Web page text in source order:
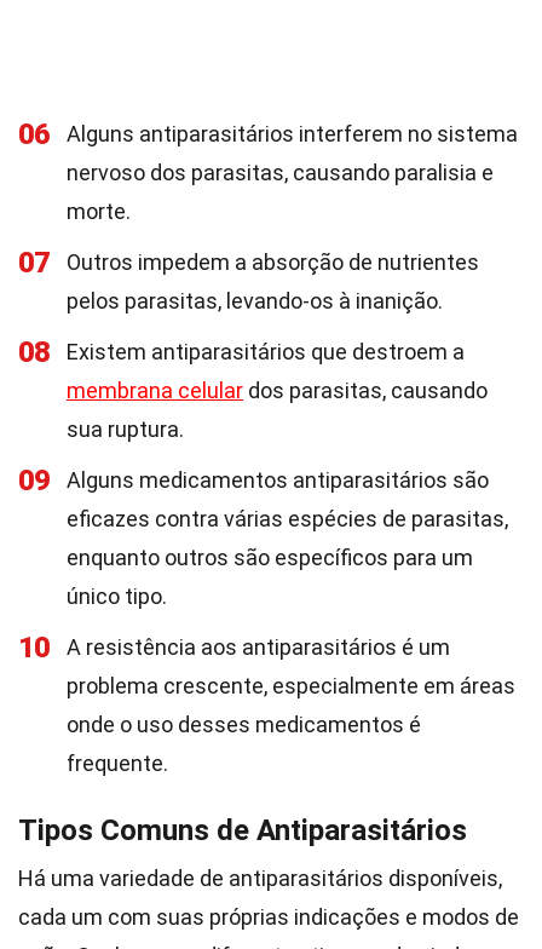
06
Alguns antiparasitários interferem no sistema
nervoso dos parasitas, causando paralisia e
morte.
07
Outros impedem a absorção de nutrientes
pelos parasitas, levando-os à inanição.
08
Existem antiparasitários que destroem a
membrana celular dos parasitas, causando
sua ruptura.
09
Alguns medicamentos antiparasitários são
eficazes contra várias espécies de parasitas,
enquanto outros são específicos para um
único tipo.
10
A resistência aos antiparasitários é um
problema crescente, especialmente em áreas
onde o uso desses medicamentos é
frequente.
Tipos Comuns de Antiparasitários
Há uma variedade de antiparasitários disponíveis,
cada um com suas próprias indicações e modos de